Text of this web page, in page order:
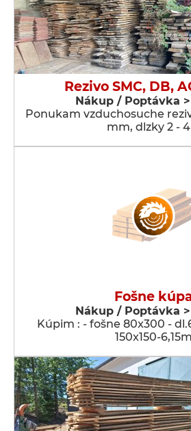
Rezivo SMC, DB,
Nákup / Poptávka
Ponukam vzduchosuche
mm, dlzky 2 -
Fošne
Nákup / Poptávka
Kúpim : - fošne 80x300 -
150x150-6,15m